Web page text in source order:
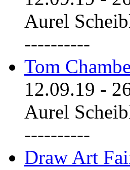
Aurel
----------
Tom
12.09.19 -
Aurel
----------
Draw Art